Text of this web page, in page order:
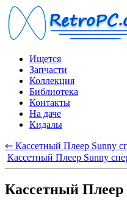
Ищется
Запчасти
Коллекция
Библиотека
Контакты
На даче
Кидалы
⇐ Кассетный Плеер Sunny
Кассетный Плеер Sunny
Кассетный Плеер